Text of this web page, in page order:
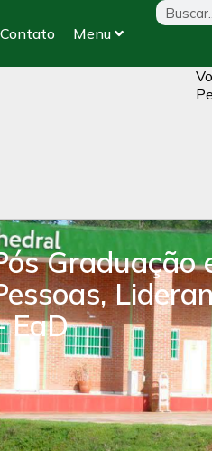
Contato Menu
Graduação
EaD